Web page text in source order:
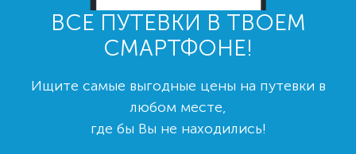
ВСЕ ПУТЕВКИ В ТВОЕМ
СМАРТФОНЕ!
Ищите самые выгодные цены на путевки в
любом месте,
где бы Вы не находились!